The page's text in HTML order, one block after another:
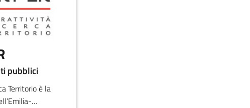
pubblici
Territorio è la